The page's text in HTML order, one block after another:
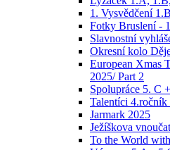
1. Vysvědčení 1.B
Fotky Bruslení -
Slavnostní
Okresní kolo
European Xmas
2025/ Part 2
Spolupráce 5. C
Talentíci 4.ročník
Jarmark 2025
Ježíškova
To the World